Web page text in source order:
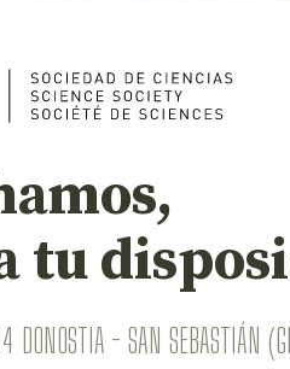
tu
DONOSTIA - SAN SEBASTIÁN